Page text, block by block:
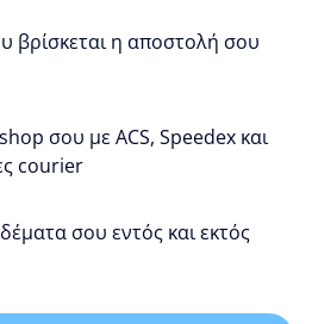
βρίσκεται η αποστολή σου
σου με ACS, Speedex και
courier
σου εντός και εκτός